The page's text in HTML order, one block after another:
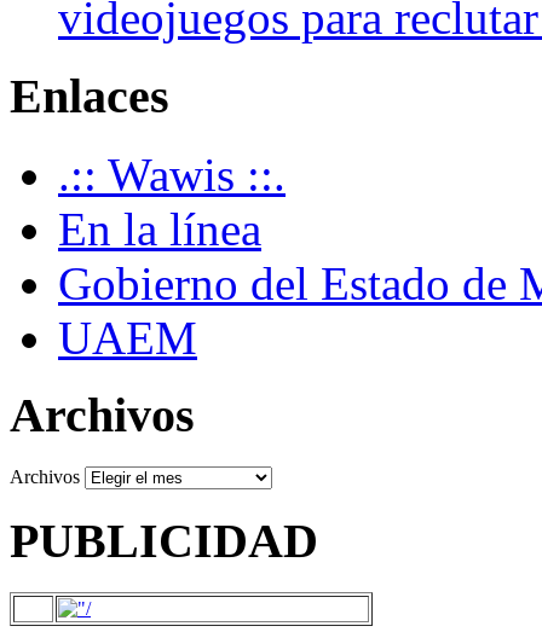
videojuegos para
Enlaces
.:: Wawis ::.
En la línea
Gobierno del Estado de
UAEM
Archivos
Archivos
PUBLICIDAD